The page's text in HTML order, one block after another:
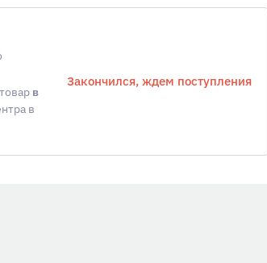
в
в
Закончился, ждем поступления